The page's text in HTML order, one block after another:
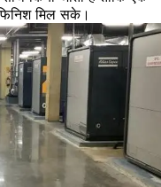
मिल सके।